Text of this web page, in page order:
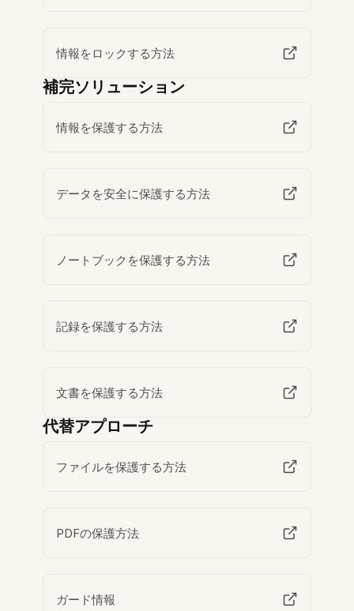
情報をロックする方法
補完ソリューション
情報を保護する方法
データを安全に保護する方法
ノートブックを保護する方法
記録を保護する方法
文書を保護する方法
代替アプローチ
ファイルを保護する方法
PDFの保護方法
ガード情報